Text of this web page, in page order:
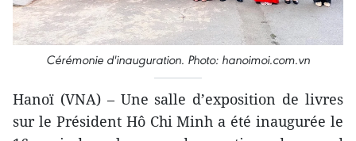
Cérémonie d'inauguration. Photo: hanoimoi.com.vn
Hanoï (VNA) – Une salle d’exposition de livres
sur le Président Hô Chi Minh a été inaugurée le